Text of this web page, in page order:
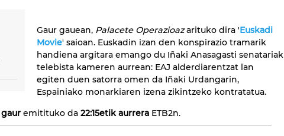
Gaur gauean, Palacete Operazioazarituko dira 'Euskadi
Movie' saioan. Euskadin izan den konspirazio tramarik
handiena argitara emango du Iñaki Anasagasti senatariak
telebista kameren aurrean: EAJ alderdiarentzat lan
egiten duen satorra omen da Iñaki Urdangarin,
Espainiako monarkiaren izena zikintzeko kontratatua.
gaur emitituko da 22:15etik aurrera ETB2n.